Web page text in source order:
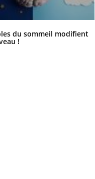
du sommeil modifient
!